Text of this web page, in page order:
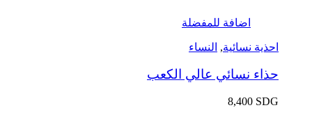
اضافة للمفضلة
احذية نسائية, النساء
حذاء نسائي عالي الكعب
8,400 SDG